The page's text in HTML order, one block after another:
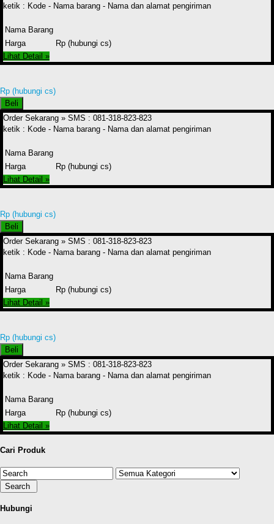
ketik : Kode - Nama barang - Nama dan alamat pengiriman
Nama Barang
Harga
Rp (hubungi cs)
Lihat Detail »
Rp (hubungi cs)
Beli
Order Sekarang » SMS : 081-318-823-823
ketik : Kode - Nama barang - Nama dan alamat pengiriman
Nama Barang
Harga
Rp (hubungi cs)
Lihat Detail »
Rp (hubungi cs)
Beli
Order Sekarang » SMS : 081-318-823-823
ketik : Kode - Nama barang - Nama dan alamat pengiriman
Nama Barang
Harga
Rp (hubungi cs)
Lihat Detail »
Rp (hubungi cs)
Beli
Order Sekarang » SMS : 081-318-823-823
ketik : Kode - Nama barang - Nama dan alamat pengiriman
Nama Barang
Harga
Rp (hubungi cs)
Lihat Detail »
Cari Produk
Hubungi